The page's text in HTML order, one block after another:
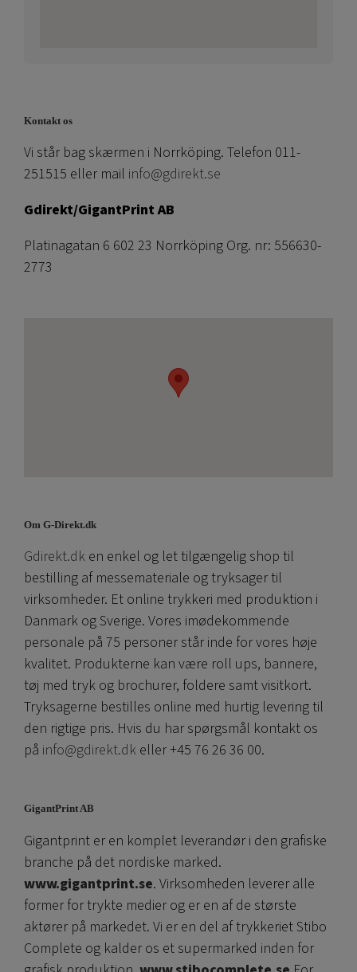
Kontakt os
Vi står bag skærmen i Norrköping. Telefon 011-
251515 eller mail info@gdirekt.se
Gdirekt/GigantPrint AB
Platinagatan 6 602 23 Norrköping Org. nr: 556630-
2773
Om G-Direkt.dk
Gdirekt.dk en enkel og let tilgængelig shop til
bestilling af messemateriale og tryksager til
virksomheder. Et online trykkeri med produktion i
Danmark og Sverige. Vores imødekommende
personale på 75 personer står inde for vores høje
kvalitet. Produkterne kan være roll ups, bannere,
tøj med tryk og brochurer, foldere samt visitkort.
Tryksagerne bestilles online med hurtig levering til
den rigtige pris. Hvis du har spørgsmål kontakt os
på info@gdirekt.dk eller +45 76 26 36 00.
GigantPrint AB
Gigantprint er en komplet leverandør i den grafiske
branche på det nordiske marked.
www.gigantprint.se. Virksomheden leverer alle
former for trykte medier og er en af ​​de største
aktører på markedet. Vi er en del af trykkeriet Stibo
Complete og kalder os et supermarked inden for